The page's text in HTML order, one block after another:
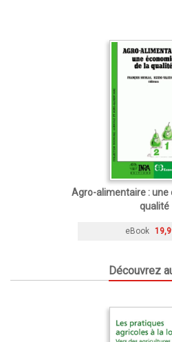
Agro-alimentaire : une
qualité
eBook
Découvrez